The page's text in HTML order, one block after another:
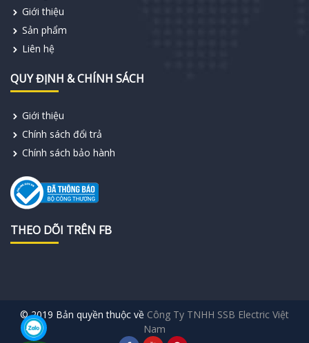
Giới thiệu
Sản phẩm
Liên hệ
QUY ĐỊNH & CHÍNH SÁCH
Giới thiệu
Chính sách đổi trả
Chính sách bảo hành
THEO DÕI TRÊN FB
© 2019 Bản quyền thuộc về Công Ty TNHH SSB Electric Việt
Nam